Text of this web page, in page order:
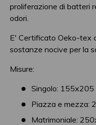
proliferazione di batteri
odori.
E' Certificato Oeko-tex
sostanze nocive per la
Misure:
Singolo: 155x205
Piazza e mezza:
Matrimoniale: